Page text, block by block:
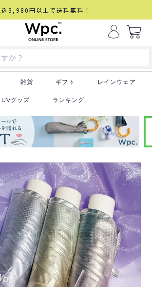
込3,980円以上で送料無料！
雑貨 ギフト レインウェア
UVグッズ ランキング